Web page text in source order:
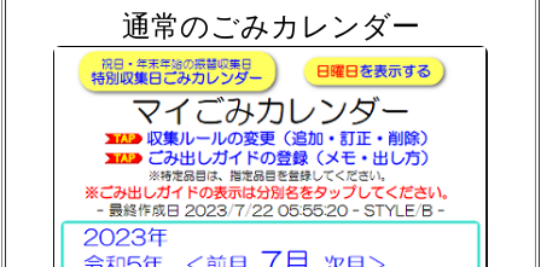
通常のごみカレンダー